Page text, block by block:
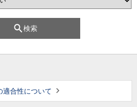
検索
適合性について